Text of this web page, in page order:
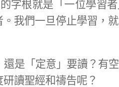
字根就是「一位學習
我們一旦停止學習，
是「定意」要讀？有
讀聖經和禱告呢？